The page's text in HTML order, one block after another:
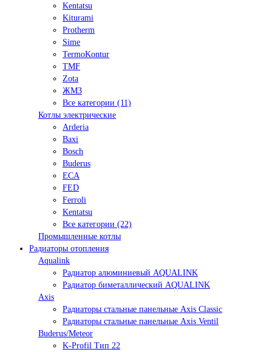
Kentatsu
Kiturami
Protherm
Sime
TermoKontur
TMF
Zota
ЖМЗ
Все категории (11)
Котлы электрические
Arderia
Baxi
Bosch
Buderus
ECA
FED
Ferroli
Kentatsu
Все категории (22)
Промышленные котлы
Радиаторы отопления
Aqualink
Радиатор алюминиевый AQUALINK
Радиатор биметаллический AQUALINK
Axis
Радиаторы стальные панельные Axis Classic
Радиаторы стальные панельные Axis Ventil
Buderus/Meteor
K-Profil Тип 22